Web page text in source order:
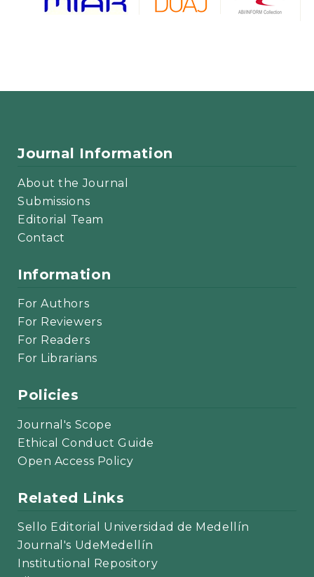
Journal Information
About the Journal
Submissions
Editorial Team
Contact
Information
For Authors
For Reviewers
For Readers
For Librarians
Policies
Journal's Scope
Ethical Conduct Guide
Open Access Policy
Related Links
Sello Editorial Universidad de Medellín
Journal's UdeMedellín
Institutional Repository